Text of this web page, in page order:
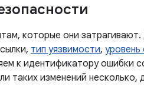
которые они
тип уязвимости, уровень
к идентификатору ошибки
таких изменений несколько,